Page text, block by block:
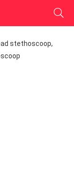
stethoscoop,